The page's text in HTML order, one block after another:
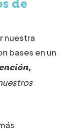
de
nuestra
bases en un